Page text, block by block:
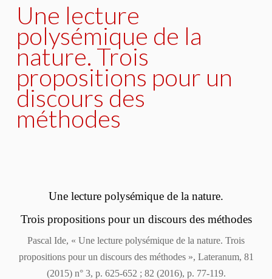
Une lecture
polysémique de la
nature. Trois
propositions pour un
discours des
méthodes
Une lecture polysémique de la nature.
Trois propositions pour un discours des méthodes
Pascal Ide, « Une lecture polysémique de la nature. Trois
propositions pour un discours des méthodes », Lateranum, 81
(2015) n° 3, p. 625-652 ; 82 (2016), p. 77-119.